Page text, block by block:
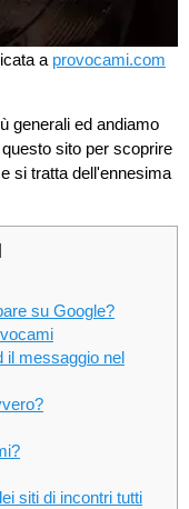
a provocami.com
generali ed andiamo
sito per scoprire
si tratta dell'ennesima
su Google?
il messaggio nel
siti di incontri tutti